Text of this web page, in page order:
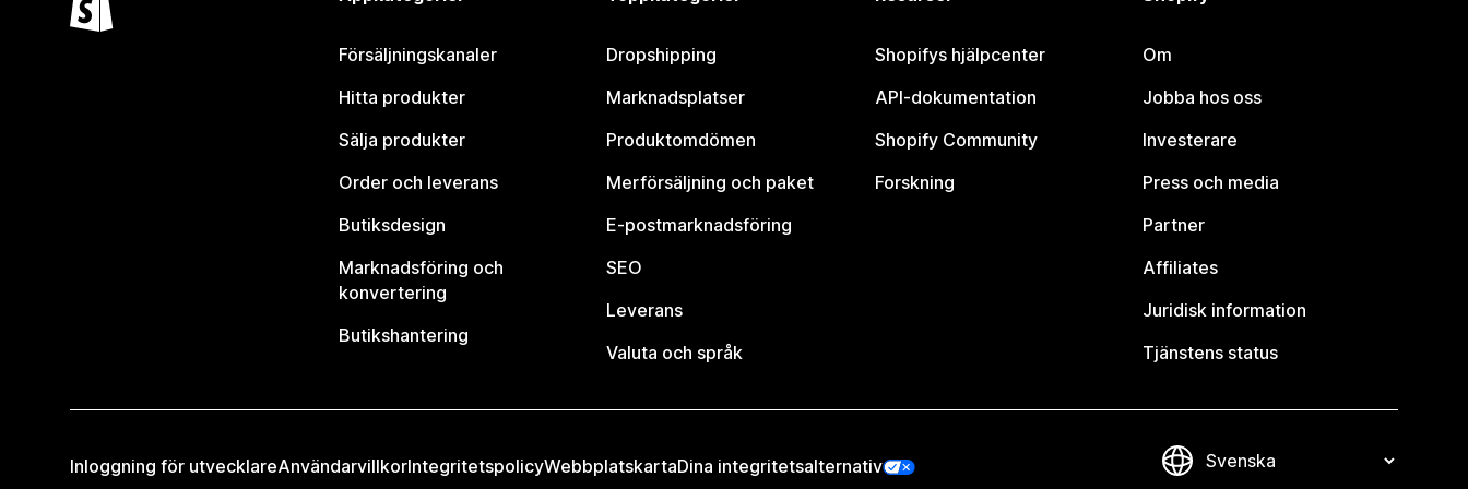
Försäljningskanaler
Hitta produkter
Sälja produkter
Order och leverans
Butiksdesign
Marknadsföring och
konvertering
Butikshantering
Dropshipping
Marknadsplatser
Produktomdömen
Merförsäljning och paket
E-postmarknadsföring
SEO
Leverans
Valuta och språk
Shopifys hjälpcenter
API-dokumentation
Shopify Community
Forskning
Om
Jobba hos oss
Investerare
Press och media
Partner
Affiliates
Juridisk information
Tjänstens status
Inloggning för utvecklareAnvändarvillkorIntegritetspolicyWebbplatskartaDina integritetsalternativ